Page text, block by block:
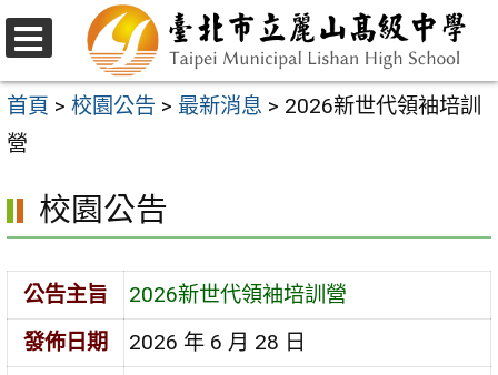
跳
至
主
要
容
區
選
單
首頁 > 校園公告 > 最新消息 > 2026新世代領袖培訓
營
校園公告
公告主旨
2026新世代領袖培訓營
發佈日期
2026 年 6 月 28 日